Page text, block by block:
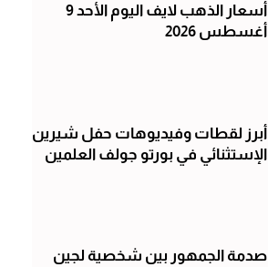
أسعار الذهب لايف اليوم الأحد 9
أغسطس 2026
أبرز لقطات وفيديوهات حفل شيرين
الإستثنائي في بورتو جولف العلمين
صدمة الجمهور بين شخصية لجين